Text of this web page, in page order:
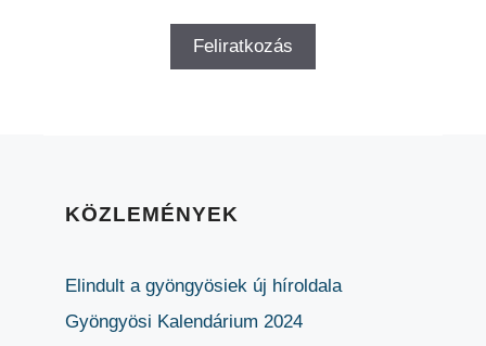
KÖZLEMÉNYEK
Elindult a gyöngyösiek új híroldala
Gyöngyösi Kalendárium 2024